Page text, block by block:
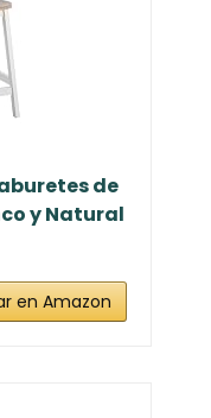
de
y Natural
en Amazon